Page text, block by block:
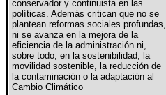
conservador y continuista en las
políticas. Además critican que no se
plantean reformas sociales profundas,
ni se avanza en la mejora de la
eficiencia de la administración ni,
sobre todo, en la sostenibilidad, la
movilidad sostenible, la reducción de
la contaminación o la adaptación al
Cambio Climático